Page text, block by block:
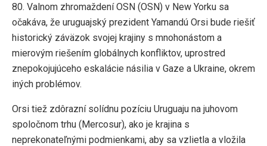
80. Valnom zhromaždení OSN (OSN) v New Yorku sa
očakáva, že uruguajský prezident Yamandú Orsi bude riešiť
historický záväzok svojej krajiny s mnohonástom a
mierovým riešením globálnych konfliktov, uprostred
znepokojujúceho eskalácie násilia v Gaze a Ukraine, okrem
iných problémov.
Orsi tiež zdôrazní solídnu pozíciu Uruguaju na juhovom
spoločnom trhu (Mercosur), ako je krajina s
neprekonateľnými podmienkami, aby sa vzlietla a vložila